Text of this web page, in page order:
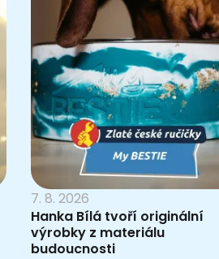
7. 8. 2026
Hanka Bílá tvoří originální
výrobky z materiálu
budoucnosti